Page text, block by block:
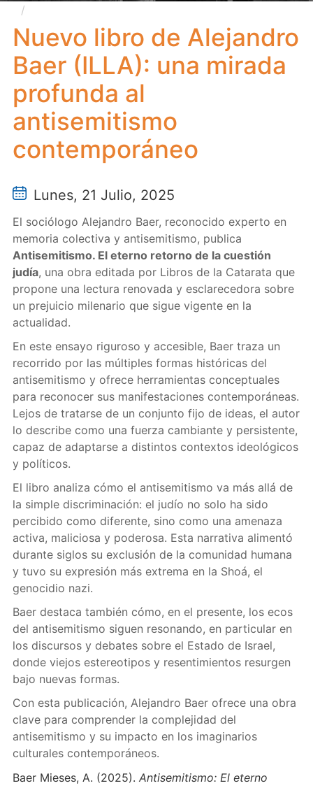
profunda al antisemitismo contemporáneo
Nuevo libro de Alejandro
Baer (ILLA): una mirada
profunda al
antisemitismo
contemporáneo
Lunes, 21 Julio, 2025
El sociólogo Alejandro Baer, reconocido experto en
memoria colectiva y antisemitismo, publica
Antisemitismo. El eterno retorno de la cuestión
judía, una obra editada por Libros de la Catarata que
propone una lectura renovada y esclarecedora sobre
un prejuicio milenario que sigue vigente en la
actualidad.
En este ensayo riguroso y accesible, Baer traza un
recorrido por las múltiples formas históricas del
antisemitismo y ofrece herramientas conceptuales
para reconocer sus manifestaciones contemporáneas.
Lejos de tratarse de un conjunto fijo de ideas, el autor
lo describe como una fuerza cambiante y persistente,
capaz de adaptarse a distintos contextos ideológicos
y políticos.
El libro analiza cómo el antisemitismo va más allá de
la simple discriminación: el judío no solo ha sido
percibido como diferente, sino como una amenaza
activa, maliciosa y poderosa. Esta narrativa alimentó
durante siglos su exclusión de la comunidad humana
y tuvo su expresión más extrema en la Shoá, el
genocidio nazi.
Baer destaca también cómo, en el presente, los ecos
del antisemitismo siguen resonando, en particular en
los discursos y debates sobre el Estado de Israel,
donde viejos estereotipos y resentimientos resurgen
bajo nuevas formas.
Con esta publicación, Alejandro Baer ofrece una obra
clave para comprender la complejidad del
antisemitismo y su impacto en los imaginarios
culturales contemporáneos.
Baer Mieses, A. (2025). Antisemitismo: El eterno